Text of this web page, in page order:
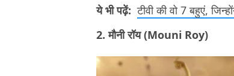
ये भी पढ़ें: टीवी की वो 7 बहुएं,
2. मौनी रॉय (Mouni Roy)